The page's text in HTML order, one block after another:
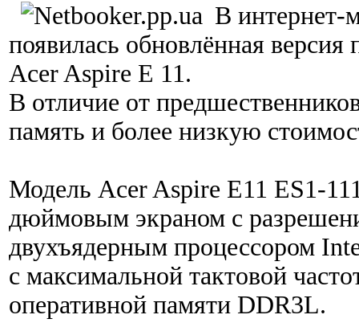
В интернет-
появилась обновлённая версия
Acer Aspire E 11.
В отличие от
память и более низкую
Модель Acer Aspire E11 ES1-
дюймовым экраном с
двухъядерным процессором
с максимальной тактовой
оперативной памяти DDR3L.